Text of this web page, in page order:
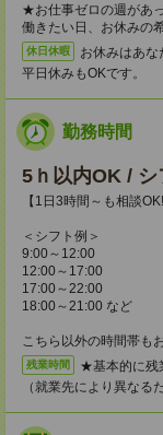
★お仕事ゼロの週があ
働きたい日、お休みの
休日休暇
お休みはあな
平日休みもOKです。
勤務時間
5ｈ以内OK /
【1日3時間～も相談OK!
＜シフト例＞
9:00～12:00
12:00～17:00
17:00～22:00
18:00～21:00 など
こちら以外の時間帯も
残業時間
★基本的に残
（就業先により異なる